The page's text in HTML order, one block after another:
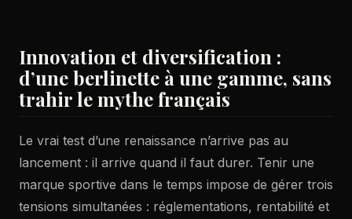
Innovation et diversification :
d’une berlinette à une gamme, sans
trahir le mythe français
Le vrai test d’une renaissance n’arrive pas au
lancement : il arrive quand il faut durer. Tenir une
marque sportive dans le temps impose de gérer trois
tensions simultanées : réglementations, rentabilité et